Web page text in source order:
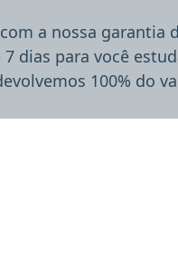
com a nossa
dias para você
100% do